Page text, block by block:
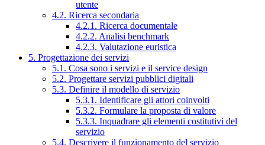
utente
4.2. Ricerca secondaria
4.2.1. Ricerca documentale
4.2.2. Analisi benchmark
4.2.3. Valutazione euristica
5. Progettazione dei servizi
5.1. Cosa sono i servizi e il service design
5.2. Progettare servizi pubblici digitali
5.3. Definire il modello di servizio
5.3.1. Identificare gli attori coinvolti
5.3.2. Formulare la proposta di valore
5.3.3. Inquadrare gli elementi costitutivi del
servizio
5.4. Descrivere il funzionamento del servizio